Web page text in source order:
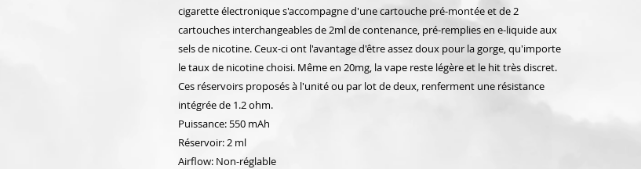
cigarette électronique s'accompagne d'une cartouche pré-montée et de 2
cartouches interchangeables de 2ml de contenance, pré-remplies en e-liquide aux
sels de nicotine. Ceux-ci ont l'avantage d'être assez doux pour la gorge, qu'importe
le taux de nicotine choisi. Même en 20mg, la vape reste légère et le hit très discret.
Ces réservoirs proposés à l'unité ou par lot de deux, renferment une résistance
intégrée de 1.2 ohm.
Puissance: 550 mAh
Réservoir: 2 ml
Airflow: Non-réglable